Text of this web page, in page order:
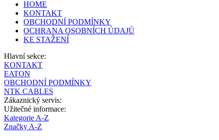
HOME
KONTAKT
OBCHODNÍ PODMÍNKY
OCHRANA OSOBNÍCH ÚDAJŮ
KE STAŽENÍ
Hlavní sekce:
KONTAKT
EATON
OBCHODNÍ PODMÍNKY
NTK CABLES
Zákaznický servis:
Užitečné informace:
Kategorie A-Z
Značky A-Z